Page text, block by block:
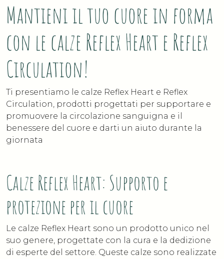
Mantieni il tuo cuore in forma
con le calze Reflex Heart e Reflex
Circulation!
Ti presentiamo le calze Reflex Heart e Reflex
Circulation, prodotti progettati per supportare e
promuovere la circolazione sanguigna e il
benessere del cuore e darti un aiuto durante la
giornata
Calze Reflex Heart: Supporto e
protezione per il cuore
Le calze Reflex Heart sono un prodotto unico nel
suo genere, progettate con la cura e la dedizione
di esperte del settore. Queste calze sono realizzate